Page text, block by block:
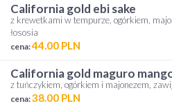
california gold ebi sake
z krewetkami w tempurze, ogórkiem,
łososia
cena:44.00 PLN
california gold maguro
z tuńczykiem, ogórkiem i majonezem,
cena:38.00 PLN